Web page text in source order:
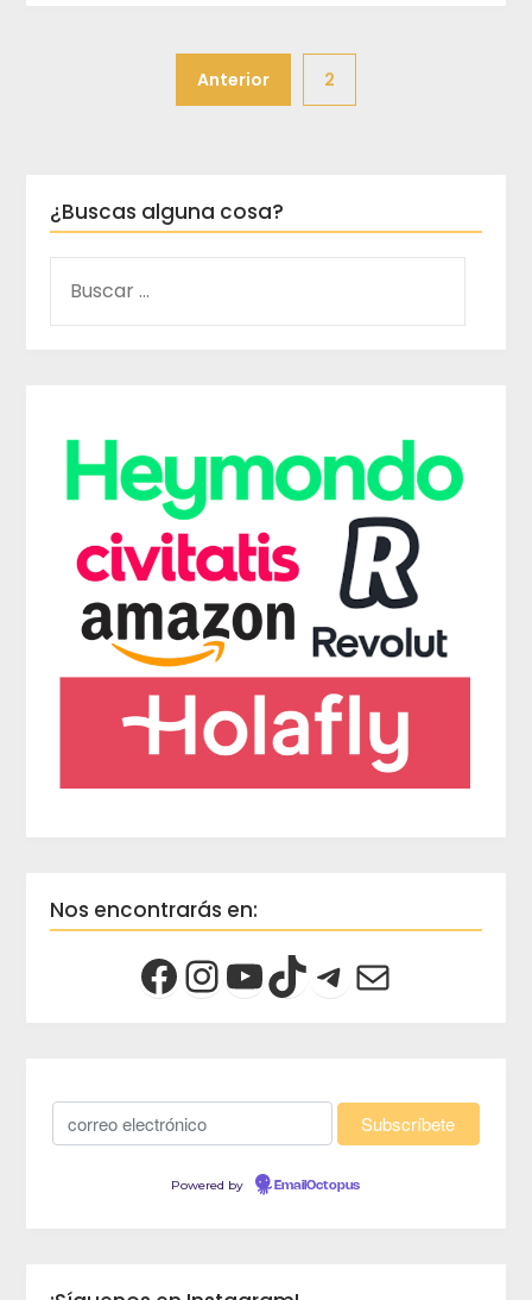
Anterior 2
¿Buscas alguna cosa?
Nos encontrarás en:
Powered by EmailOctopus